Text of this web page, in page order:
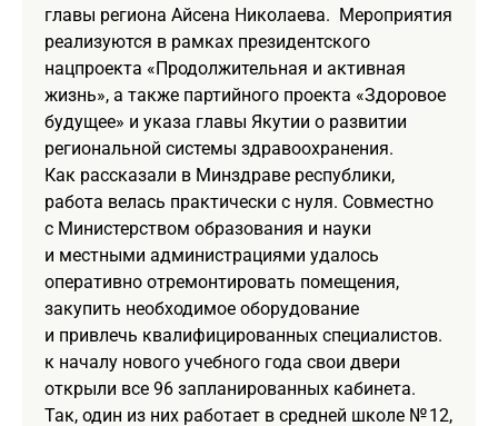
главы региона Айсена Николаева. Мероприятия
реализуются в рамках президентского
нацпроекта «Продолжительная и активная
жизнь», а также партийного проекта «Здоровое
будущее» и указа главы Якутии о развитии
региональной системы здравоохранения.
Как рассказали в Минздраве республики,
работа велась практически с нуля. Совместно
с Министерством образования и науки
и местными администрациями удалось
оперативно отремонтировать помещения,
закупить необходимое оборудование
и привлечь квалифицированных специалистов.
к началу нового учебного года свои двери
открыли все 96 запланированных кабинета.
Так, один из них работает в средней школе № 12,